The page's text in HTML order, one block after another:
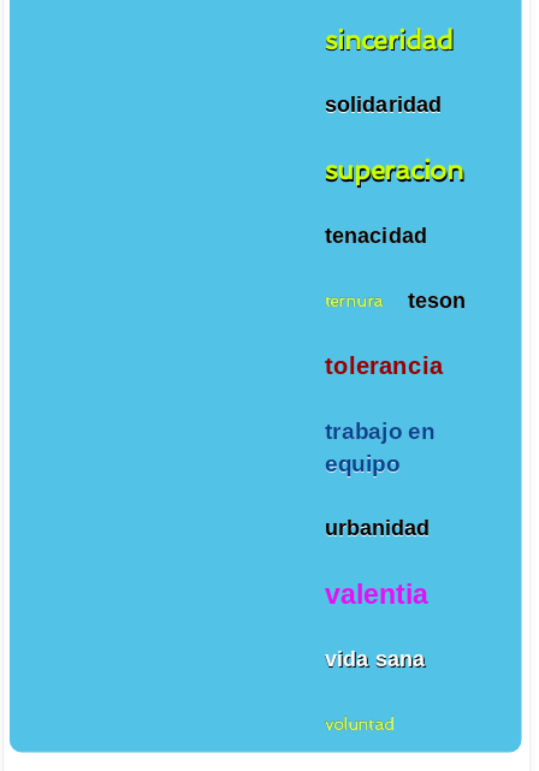
sinceridad
solidaridad
superacion
tenacidad
ternura teson
tolerancia
trabajo en
equipo
urbanidad
valentia
vida sana
voluntad